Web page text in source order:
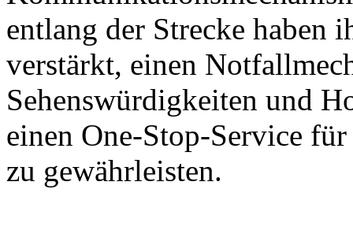
entlang der Strecke haben
verstärkt, einen
Sehenswürdigkeiten und
einen One-Stop-Service
zu gewährleisten.